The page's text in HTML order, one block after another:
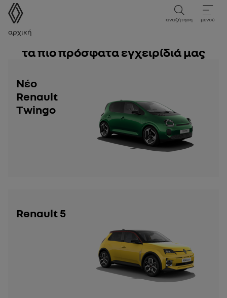
Εγχειρίδιο χρήστη
αναζήτηση μενού
Ναυσιπλοϊκή γραμμή
Αρχική
τα πιο πρόσφατα εγχειρίδιά μας
Νέο
Renault
Twingo
Renault 5